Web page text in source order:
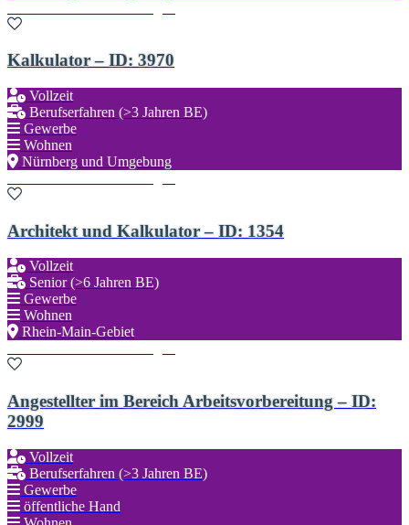
Kalkulator – ID: 3970
Vollzeit
Berufserfahren (>3 Jahren BE)
Gewerbe
Wohnen
Nürnberg und Umgebung
Architekt und Kalkulator – ID: 1354
Vollzeit
Senior (>6 Jahren BE)
Gewerbe
Wohnen
Rhein-Main-Gebiet
Angestellter im Bereich Arbeitsvorbereitung – ID:
2999
Vollzeit
Berufserfahren (>3 Jahren BE)
Gewerbe
öffentliche Hand